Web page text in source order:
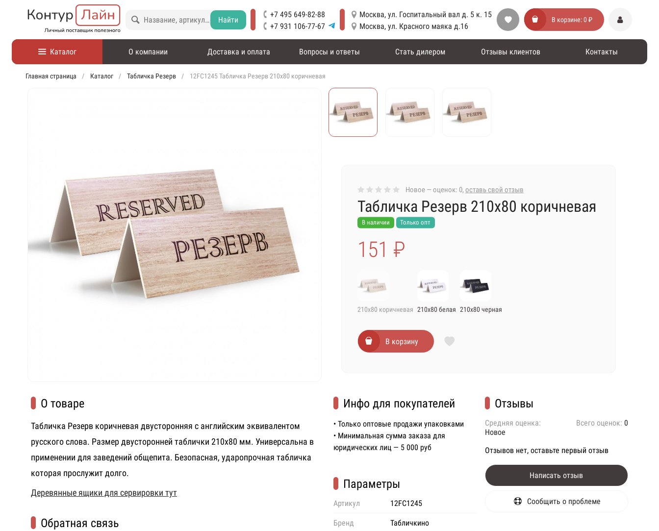
Найти
+7 495 649-82-88
+7 931 106-77-67
Москва, ул. Госпитальный вал д. 5 к. 15
Москва, ул. Красного маяка д.16
В корзине:0 ₽
Каталог О компании Доставка и оплата Вопросы и ответы Стать дилером Отзывы клиентов Контакты
Главная страница Каталог Табличка Резерв 12FC1245 Табличка Резерв 210х80 коричневая
Новое — оценок: 0, оставь свой отзыв
Табличка Резерв 210х80 коричневая
В наличии Только опт
151 ₽
210х80 коричневая 210х80 белая 210х80 черная
В корзину
О товаре
Табличка Резерв коричневая двусторонняя с английским эквивалентом
русского слова. Размер двусторонней таблички 210х80 мм. Универсальна в
применении для заведений общепита. Безопасная, ударопрочная табличка
которая прослужит долго.
Деревянные ящики для сервировки тут
Обратная связь
Инфо для покупателей
• Только оптовые продажи упаковками
• Минимальная сумма заказа для
юридических лиц — 5 000 руб
Параметры
Артикул 12FC1245
Бренд Табличкино
Отзывы
Средняя оценка:
Новое
Всего оценок: 0
Отзывов нет, оставьте первый отзыв
Написать отзыв
Сообщить о проблеме